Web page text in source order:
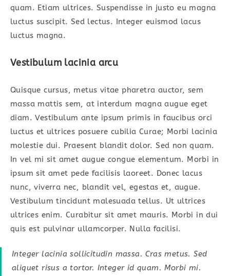
quam. Etiam ultrices. Suspendisse in justo eu magna
luctus suscipit. Sed lectus. Integer euismod lacus
luctus magna.
Vestibulum lacinia arcu
Quisque cursus, metus vitae pharetra auctor, sem
massa mattis sem, at interdum magna augue eget
diam. Vestibulum ante ipsum primis in faucibus orci
luctus et ultrices posuere cubilia Curae; Morbi lacinia
molestie dui. Praesent blandit dolor. Sed non quam.
In vel mi sit amet augue congue elementum. Morbi in
ipsum sit amet pede facilisis laoreet. Donec lacus
nunc, viverra nec, blandit vel, egestas et, augue.
Vestibulum tincidunt malesuada tellus. Ut ultrices
ultrices enim. Curabitur sit amet mauris. Morbi in dui
quis est pulvinar ullamcorper. Nulla facilisi.
Integer lacinia sollicitudin massa. Cras metus. Sed
aliquet risus a tortor. Integer id quam. Morbi mi.